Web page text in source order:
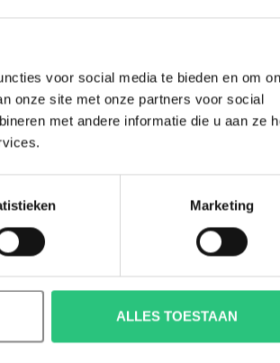
voor social media te bieden en om
onze site met onze partners voor social
met andere informatie die u aan ze
Marketing
ALLES TOESTAAN
MIJN
15 euro.
.